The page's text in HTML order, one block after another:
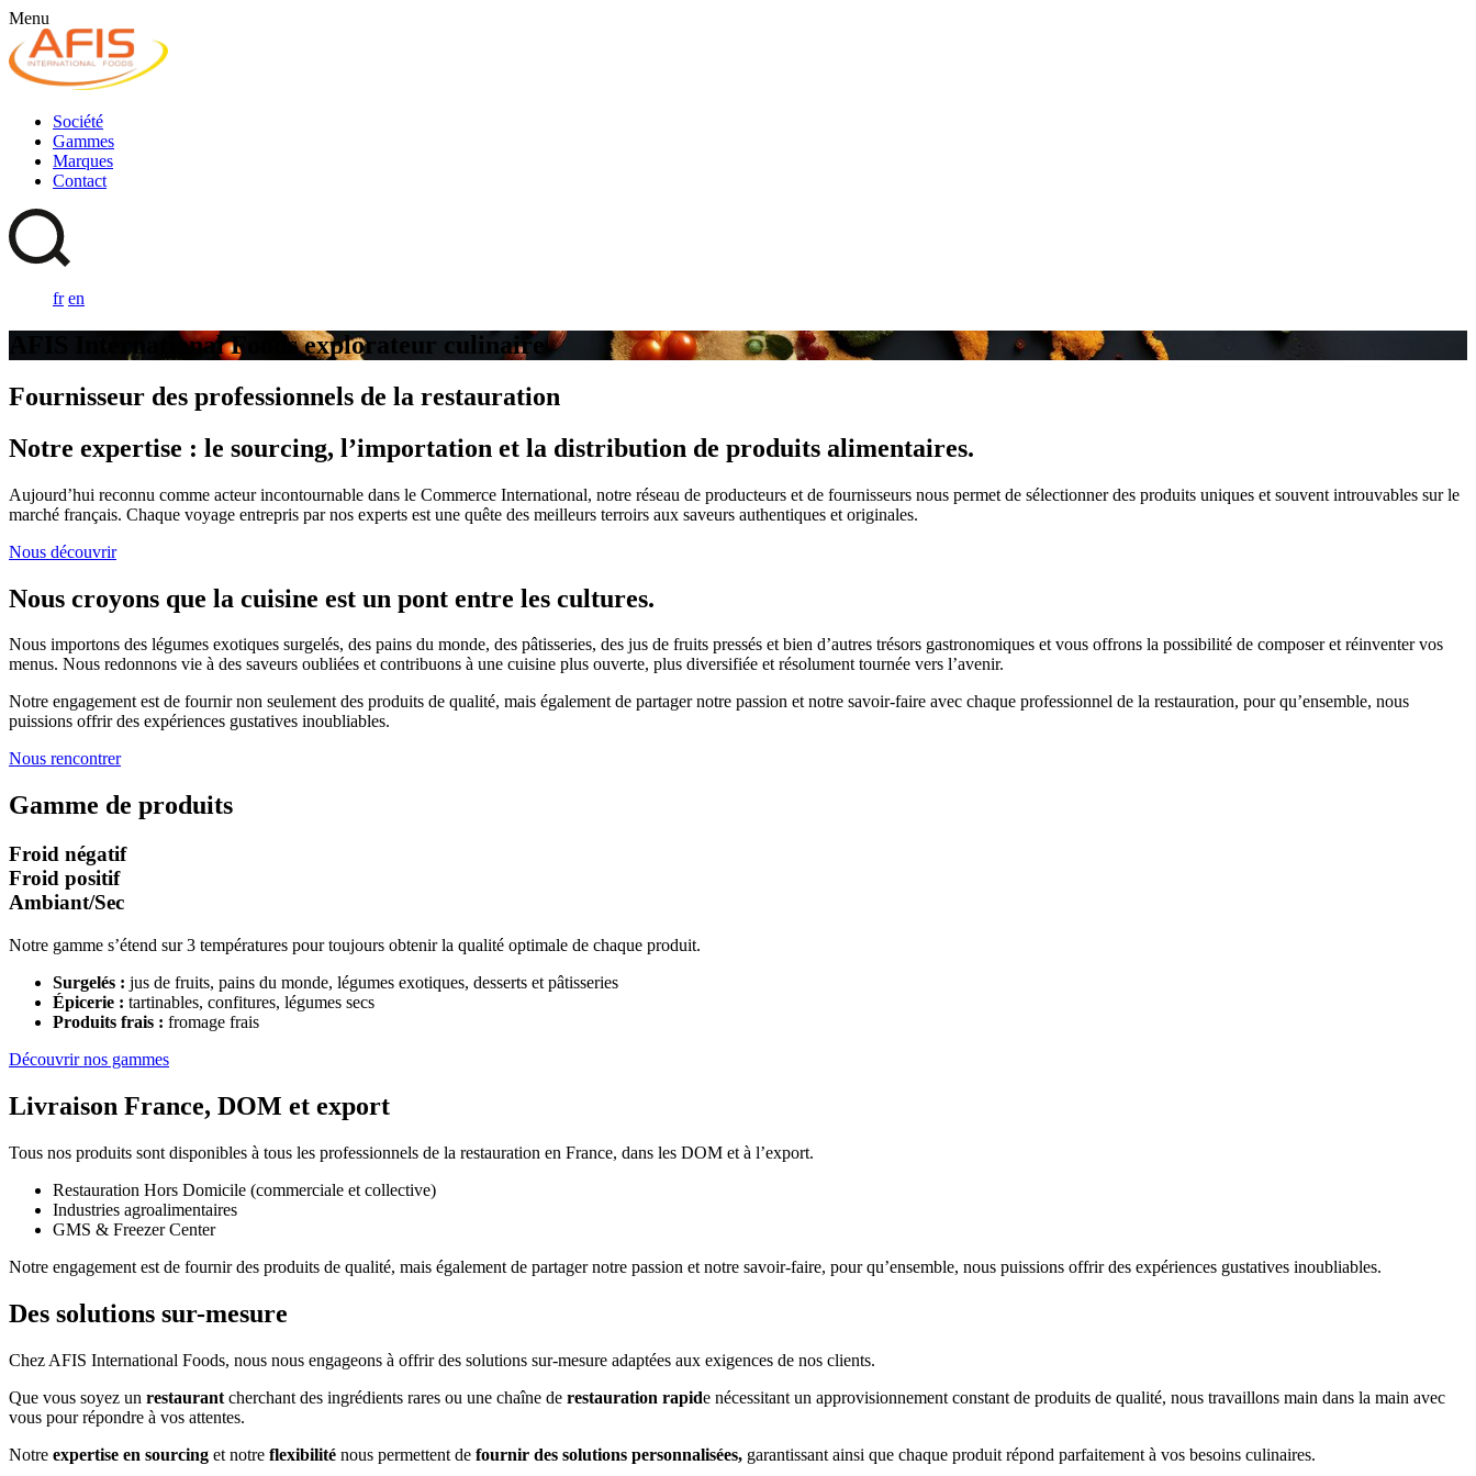
Menu
Société
Gammes
Marques
Contact
fr en
AFIS International Foods explorateur culinaire
Fournisseur des professionnels de la restauration
Notre expertise : le sourcing, l’importation et la distribution de produits alimentaires.
Aujourd’hui reconnu comme acteur incontournable dans le Commerce International, notre réseau de producteurs et de fournisseurs nous permet de sélectionner des produits uniques et souvent introuvables sur le
marché français. Chaque voyage entrepris par nos experts est une quête des meilleurs terroirs aux saveurs authentiques et originales.
Nous découvrir
Nous croyons que la cuisine est un pont entre les cultures.
Nous importons des légumes exotiques surgelés, des pains du monde, des pâtisseries, des jus de fruits pressés et bien d’autres trésors gastronomiques et vous offrons la possibilité de composer et réinventer vos
menus. Nous redonnons vie à des saveurs oubliées et contribuons à une cuisine plus ouverte, plus diversifiée et résolument tournée vers l’avenir.
Notre engagement est de fournir non seulement des produits de qualité, mais également de partager notre passion et notre savoir-faire avec chaque professionnel de la restauration, pour qu’ensemble, nous
puissions offrir des expériences gustatives inoubliables.
Nous rencontrer
Gamme de produits
Froid négatif
Froid positif
Ambiant/Sec
Notre gamme s’étend sur 3 températures pour toujours obtenir la qualité optimale de chaque produit.
Surgelés : jus de fruits, pains du monde, légumes exotiques, desserts et pâtisseries
Épicerie : tartinables, confitures, légumes secs
Produits frais : fromage frais
Découvrir nos gammes
Livraison France, DOM et export
Tous nos produits sont disponibles à tous les professionnels de la restauration en France, dans les DOM et à l’export.
Restauration Hors Domicile (commerciale et collective)
Industries agroalimentaires
GMS & Freezer Center
Notre engagement est de fournir des produits de qualité, mais également de partager notre passion et notre savoir-faire, pour qu’ensemble, nous puissions offrir des expériences gustatives inoubliables.
Des solutions sur-mesure
Chez AFIS International Foods, nous nous engageons à offrir des solutions sur-mesure adaptées aux exigences de nos clients.
Que vous soyez un restaurant cherchant des ingrédients rares ou une chaîne de restauration rapide nécessitant un approvisionnement constant de produits de qualité, nous travaillons main dans la main avec
vous pour répondre à vos attentes.
Notre expertise en sourcing et notre flexibilité nous permettent de fournir des solutions personnalisées, garantissant ainsi que chaque produit répond parfaitement à vos besoins culinaires.